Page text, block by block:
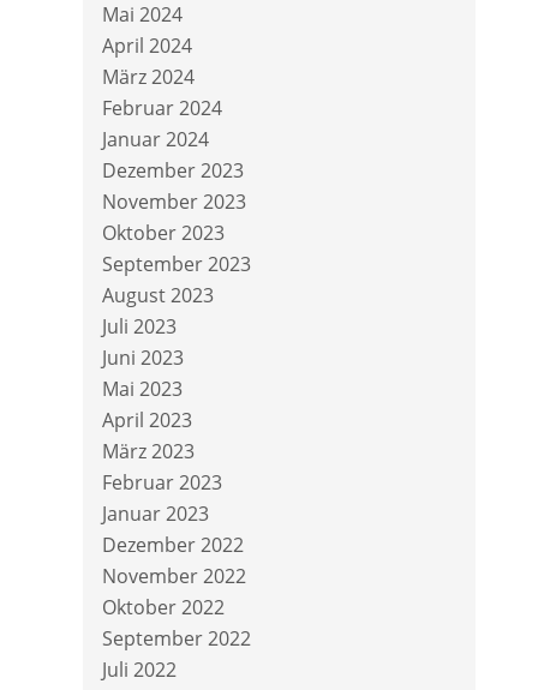
Mai 2024
April 2024
März 2024
Februar 2024
Januar 2024
Dezember 2023
November 2023
Oktober 2023
September 2023
August 2023
Juli 2023
Juni 2023
Mai 2023
April 2023
März 2023
Februar 2023
Januar 2023
Dezember 2022
November 2022
Oktober 2022
September 2022
Juli 2022